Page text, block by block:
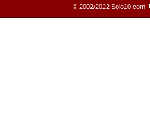
© 2002/2022 Solo10.com